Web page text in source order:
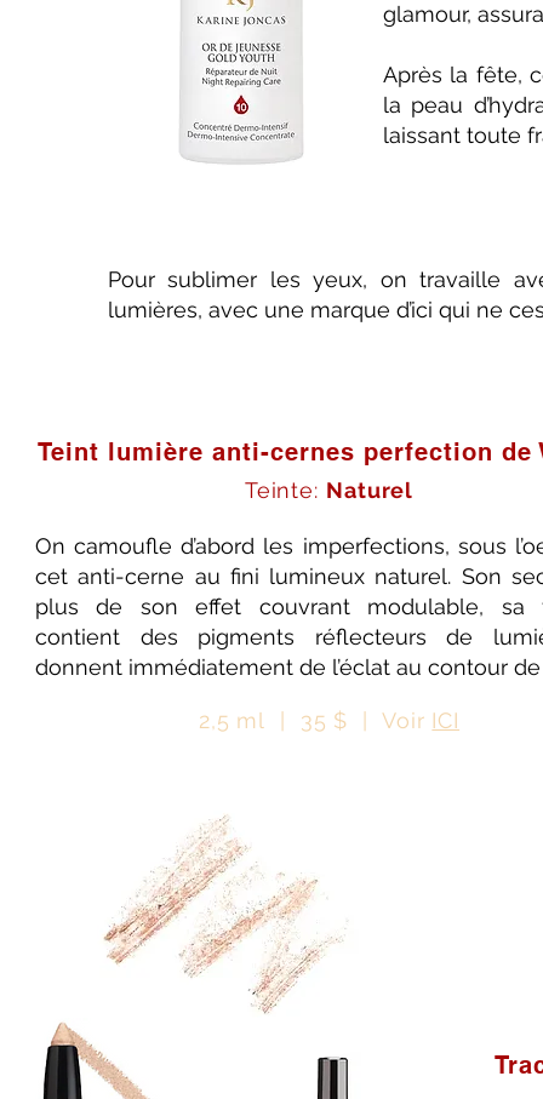
glamour,
Après la fête,
la peau
laissant toute
Pour sublimer les yeux, on travaille
lumières, avec une marque d’ici qui ne
Teint lumière anti-cernes perfection de
Teinte: Naturel
On camoufle d’abord les imperfections, sous
cet anti-cerne au fini lumineux naturel. Son
plus de son effet couvrant modulable, sa
contient des pigments réflecteurs de
donnent immédiatement de l’éclat au contour de
2,5 ml | 35 $ | Voir ICI